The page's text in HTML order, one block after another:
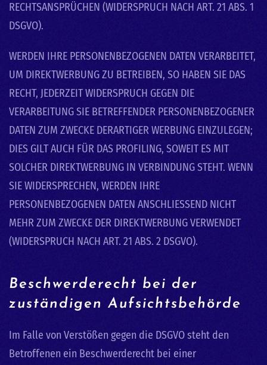
RECHTSANSPRÜCHEN (WIDERSPRUCH NACH ART. 21 ABS. 1
DSGVO).
WERDEN IHRE PERSONENBEZOGENEN DATEN VERARBEITET,
UM DIREKTWERBUNG ZU BETREIBEN, SO HABEN SIE DAS
RECHT, JEDERZEIT WIDERSPRUCH GEGEN DIE
VERARBEITUNG SIE BETREFFENDER PERSONENBEZOGENER
DATEN ZUM ZWECKE DERARTIGER WERBUNG EINZULEGEN;
DIES GILT AUCH FÜR DAS PROFILING, SOWEIT ES MIT
SOLCHER DIREKTWERBUNG IN VERBINDUNG STEHT. WENN
SIE WIDERSPRECHEN, WERDEN IHRE
PERSONENBEZOGENEN DATEN ANSCHLIESSEND NICHT
MEHR ZUM ZWECKE DER DIREKTWERBUNG VERWENDET
(WIDERSPRUCH NACH ART. 21 ABS. 2 DSGVO).
Beschwerde­recht bei der
zuständigen Aufsichts­behörde
Im Falle von Verstößen gegen die DSGVO steht den
Betroffenen ein Beschwerderecht bei einer